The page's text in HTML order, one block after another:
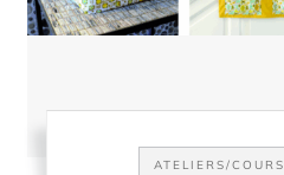
ATELIERS/COURS